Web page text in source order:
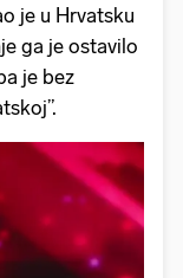
je u Hrvatsku
ga je ostavilo
je bez